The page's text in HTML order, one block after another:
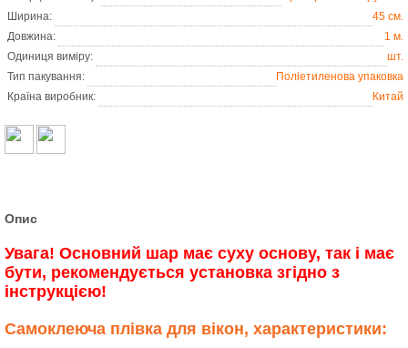
Ширина:
45 см.
Довжина:
1 м.
Одиниця виміру:
шт.
Тип пакування:
Поліетиленова упаковка
Країна виробник:
Китай
Опис
Увага! Основний шар має суху основу, так і має
бути, рекомендується установка згідно з
інструкцією!
Самоклеюча плівка для вікон, характеристики: